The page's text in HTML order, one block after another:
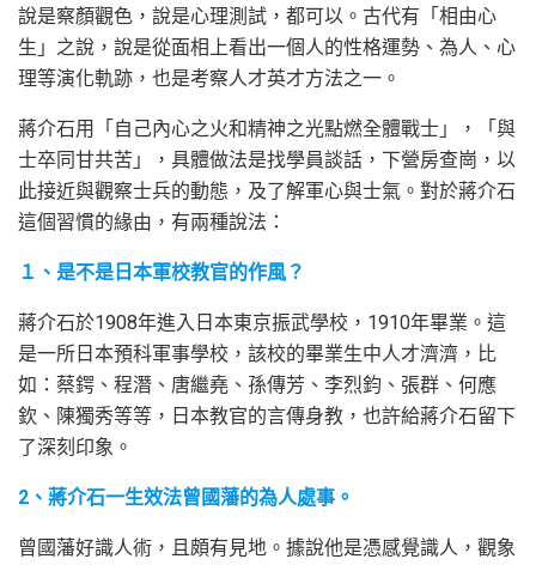
說是察顏觀色，說是心理測試，都可以。古代有「相由心
生」之說，說是從面相上看出一個人的性格運勢、為人、心
理等演化軌跡，也是考察人才英才方法之一。
蔣介石用「自己內心之火和精神之光點燃全體戰士」，「與
士卒同甘共苦」，具體做法是找學員談話，下營房查崗，以
此接近與觀察士兵的動態，及了解軍心與士氣。對於蔣介石
這個習慣的緣由，有兩種說法：
１、是不是日本軍校教官的作風？
蔣介石於1908年進入日本東京振武學校，1910年畢業。這
是一所日本預科軍事學校，該校的畢業生中人才濟濟，比
如：蔡鍔、程潛、唐繼堯、孫傳芳、李烈鈞、張群、何應
欽、陳獨秀等等，日本教官的言傳身教，也許給蔣介石留下
了深刻印象。
2、蔣介石一生效法曾國藩的為人處事。
曾國藩好識人術，且頗有見地。據說他是憑感覺識人，觀象